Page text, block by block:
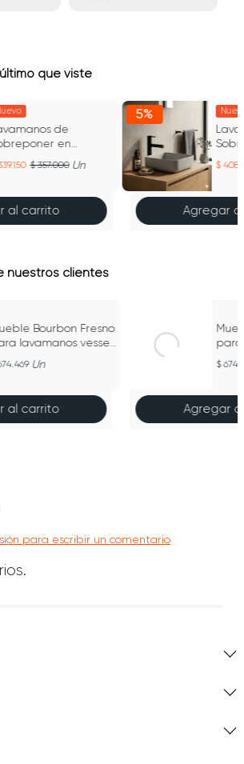
que viste
de
en
Fladd 02
Beige Lino
357.000 Un
al carrito
5%
Agregar
nuestros clientes
Bourbon Fresno
lavamanos vessel
Un
al carrito
para
Agregar
para escribir un comentario